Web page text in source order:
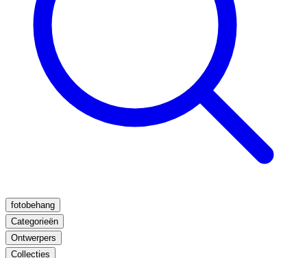
fotobehang
Categorieën
Ontwerpers
Collecties